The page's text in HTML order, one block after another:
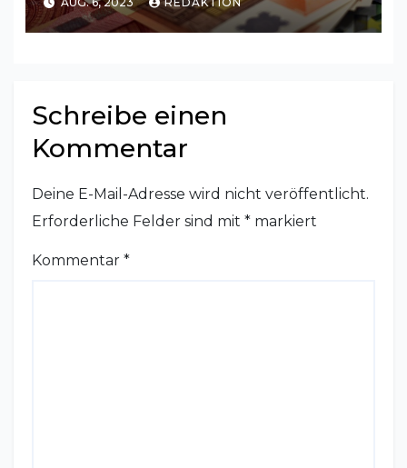
Schreibe einen
Kommentar
Deine E-Mail-Adresse wird nicht veröffentlicht.
Erforderliche Felder sind mit * markiert
Kommentar *